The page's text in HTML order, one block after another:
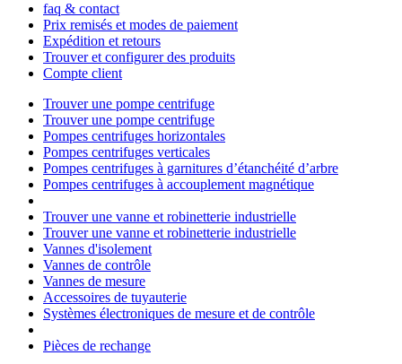
faq & contact
Prix remisés et modes de paiement
Expédition et retours
Trouver et configurer des produits
Compte client
Trouver une pompe centrifuge
Trouver une pompe centrifuge
Pompes centrifuges horizontales
Pompes centrifuges verticales
Pompes centrifuges à garnitures d’étanchéité d’arbre
Pompes centrifuges à accouplement magnétique
Trouver une vanne et robinetterie industrielle
Trouver une vanne et robinetterie industrielle
Vannes d'isolement
Vannes de contrôle
Vannes de mesure
Accessoires de tuyauterie
Systèmes électroniques de mesure et de contrôle
Pièces de rechange